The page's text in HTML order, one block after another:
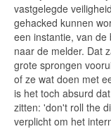
vastgelegde
gehacked kunnen
een instantie, van
naar de melder. Dat
grote sprongen
of ze wat doen met
is het toch absurd
zitten: 'don't roll the
verplicht om het